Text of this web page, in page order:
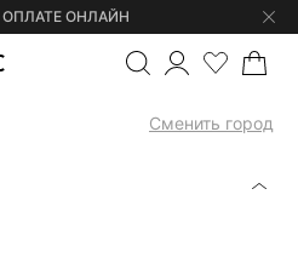
ОПЛАТЕ ОНЛАЙН
Сменить город
ДЖИНСЫ RELAXED FIT С